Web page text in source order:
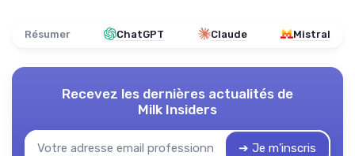
Résumer ChatGPT Claude Mistral
Recevez les dernières actualités de
Milk Insiders
➔ Je m'inscris